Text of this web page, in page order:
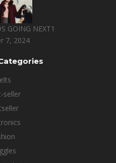
GOING NEXT1
7, 2024
seller